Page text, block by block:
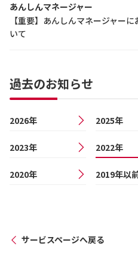
あんしんマネージャー
【重要】あんしんマネージャー
いて
過去のお知らせ
2026年 2025年
2023年 2022年
2020年 2019年以
サービスページへ戻る